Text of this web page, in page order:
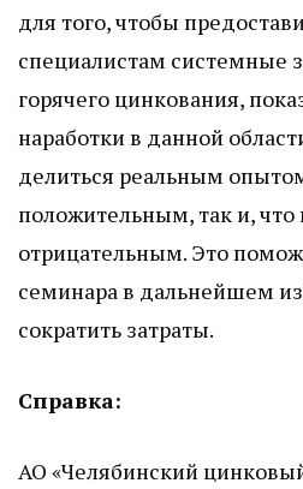
для того, чтобы
специалистам системные
горячего цинкования,
наработки в данной
делиться реальным
положительным, так и,
отрицательным. Это
семинара в дальнейшем
сократить затраты.
Справка:
АО «Челябинский